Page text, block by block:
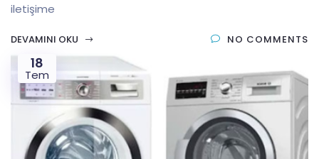
iletişime
DEVAMINI OKU NO COMMENTS
18
Tem